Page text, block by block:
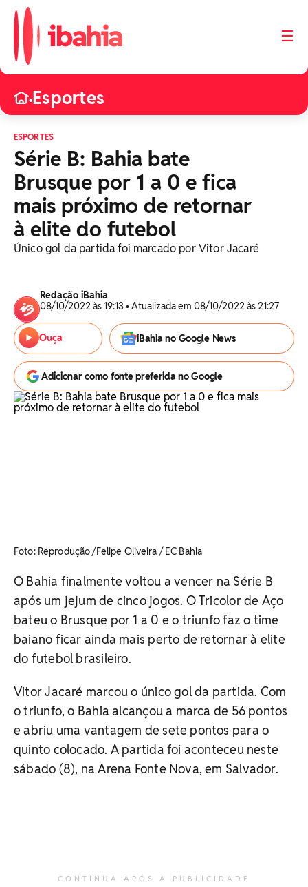
☰
•Esportes
ESPORTES
Série B: Bahia bate
Brusque por 1 a 0 e fica
mais próximo de retornar
à elite do futebol
Único gol da partida foi marcado por Vitor Jacaré
Redação iBahia
08/10/2022 às 19:13 • Atualizada em 08/10/2022 às 21:27
Ouça iBahia no Google News
Adicionar como fonte preferida no Google
Foto: Reprodução /Felipe Oliveira / EC Bahia
O Bahia finalmente voltou a vencer na Série B
após um jejum de cinco jogos. O Tricolor de Aço
bateu o Brusque por 1 a 0 e o triunfo faz o time
baiano ficar ainda mais perto de retornar à elite
do futebol brasileiro.
Vitor Jacaré marcou o único gol da partida. Com
o triunfo, o Bahia alcançou a marca de 56 pontos
e abriu uma vantagem de sete pontos para o
quinto colocado. A partida foi aconteceu neste
sábado (8), na Arena Fonte Nova, em Salvador.
CONTINUA APÓS A PUBLICIDADE